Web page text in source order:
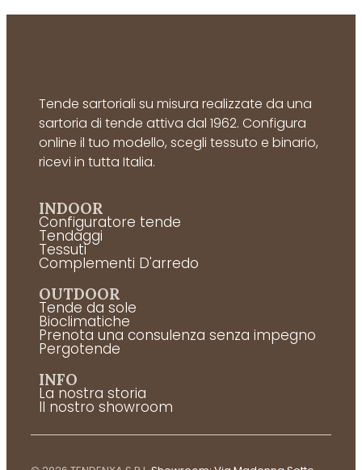
Tende sartoriali su misura realizzate da una
sartoria di tende attiva dal 1962. Configura
online il tuo modello, scegli tessuto e binario,
ricevi in tutta Italia.
INDOOR
Configuratore tende
Tendaggi
Tessuti
Complementi D'arredo
OUTDOOR
Tende da sole
Bioclimatiche
Prenota una consulenza senza impegno
Pergotende
INFO
La nostra storia
Il nostro showroom